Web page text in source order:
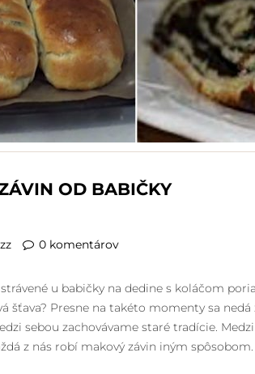
OD BABIČKY
0 komentárov
u babičky na dedine s koláčom
šťava? Presne na takéto momenty sa
sebou zachovávame staré tradície.
z nás robí makový závin iným spôsobom.